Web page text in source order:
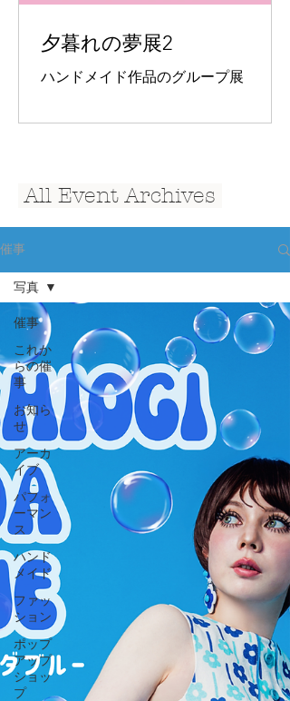
夕暮れの夢展2
ハンドメイド作品のグループ展
​ All Event Archives
催事
催事
これか
らの催
事
お知ら
せ
アーカ
イブ
パフォ
ーマン
ス
ハンド
メイド
ファッ
ション
ポップ
アップ
ショッ
プ
写真